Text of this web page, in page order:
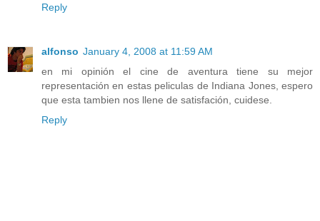
Reply
alfonso January 4, 2008 at 11:59 AM
en mi opinión el cine de aventura tiene su mejor
representación en estas peliculas de Indiana Jones, espero
que esta tambien nos llene de satisfación, cuidese.
Reply